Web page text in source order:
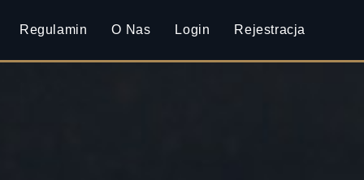
Regulamin O Nas Login Rejestracja